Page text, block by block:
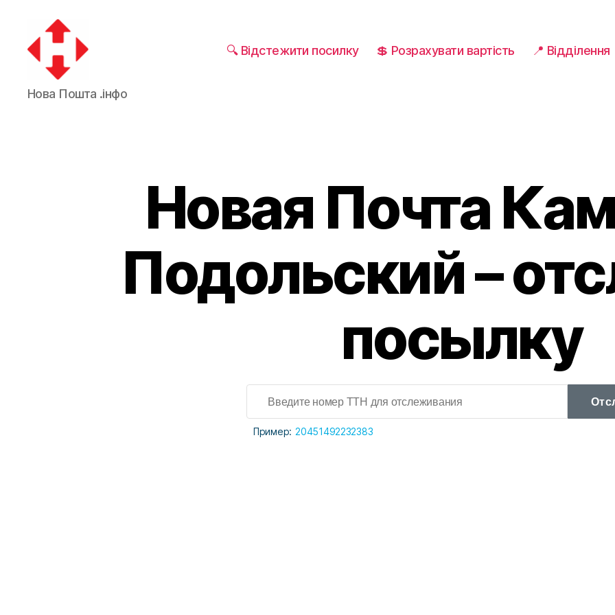
Новая
почта
Нова Пошта .інфо
🔍 Відстежити посилку 💲 Розрахувати вартість 📍 Відділення
Новая Почта
Подольский –
посылку
Пример: 20451492232383